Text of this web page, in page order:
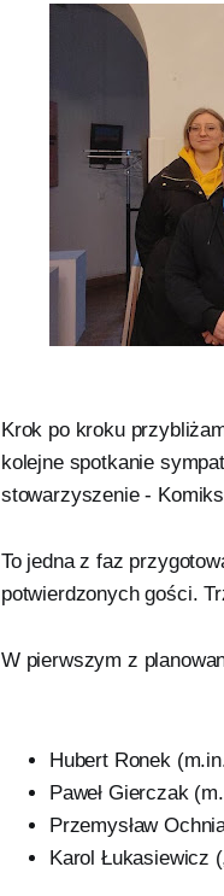
Krok po kroku
kolejne spotkanie
stowarzyszenie -
To jedna z faz
potwierdzonych gości.
W pierwszym z
Hubert Ronek
Paweł Gierczak
Przemysław
Karol Łukasiewicz